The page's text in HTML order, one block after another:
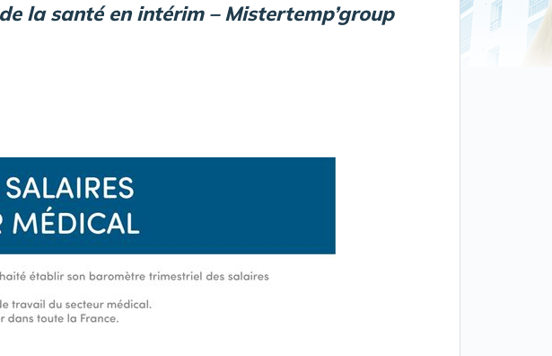
la santé en intérim – Mistertemp’group